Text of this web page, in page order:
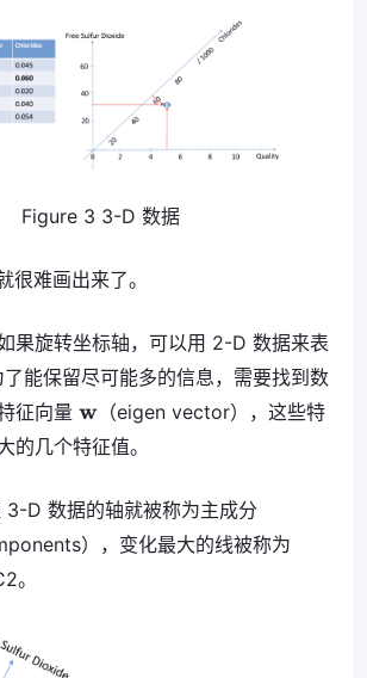
Figure 3 3-D 数据
难画出来了。
果旋转坐标轴，可以用 2-D 数据来表
能保留尽可能多的信息，需要找到数
征向量 w （eigen vector），这些特
的几个特征值。
D 数据的轴就被称为主成分
），变化最大的线被称为
。